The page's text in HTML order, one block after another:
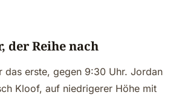
der Reihe nach
das erste, gegen 9:30 Uhr. Jordan
Kloof, auf niedrigerer Höhe mit